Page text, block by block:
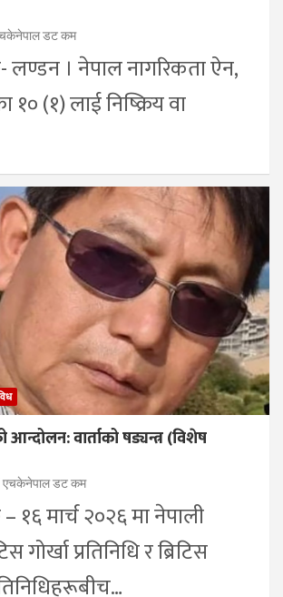
डट कम
। नेपाल नागरिकता ऐन,
(१) लाई निष्क्रिय वा
आन्दोलन: वार्ताको षड्यन्त्र (विशेष
एचकेनेपाल डट कम
१६ मार्च २०२६ मा नेपाली
गोर्खा प्रतिनिधि र ब्रिटिस